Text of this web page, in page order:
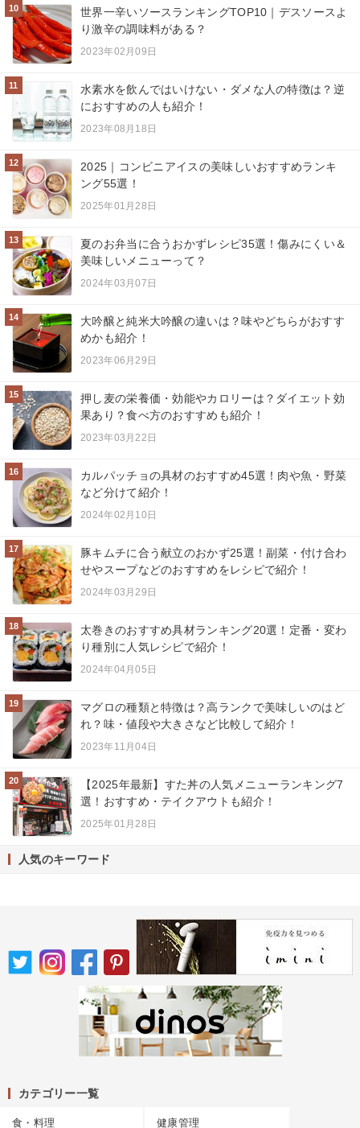
10
世界一辛いソースランキングTOP10｜デスソースよ
り激辛の調味料がある？
2023年02月09日
11
水素水を飲んではいけない・ダメな人の特徴は？逆
におすすめの人も紹介！
2023年08月18日
12
2025｜コンビニアイスの美味しいおすすめランキ
ング55選！
2025年01月28日
13
夏のお弁当に合うおかずレシピ35選！傷みにくい＆
美味しいメニューって？
2024年03月07日
14
大吟醸と純米大吟醸の違いは？味やどちらがおすす
めかも紹介！
2023年06月29日
15
押し麦の栄養価・効能やカロリーは？ダイエット効
果あり？食べ方のおすすめも紹介！
2023年03月22日
16
カルパッチョの具材のおすすめ45選！肉や魚・野菜
など分けて紹介！
2024年02月10日
17
豚キムチに合う献立のおかず25選！副菜・付け合わ
せやスープなどのおすすめをレシピで紹介！
2024年03月29日
18
太巻きのおすすめ具材ランキング20選！定番・変わ
り種別に人気レシピで紹介！
2024年04月05日
19
マグロの種類と特徴は？高ランクで美味しいのはど
れ？味・値段や大きさなど比較して紹介！
2023年11月04日
20
【2025年最新】すた丼の人気メニューランキング7
選！おすすめ・テイクアウトも紹介！
2025年01月28日
人気のキーワード
カテゴリー一覧
食・料理 健康管理